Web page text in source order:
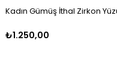
Kadın Gümüş İthal Zirkon
₺1.250,00